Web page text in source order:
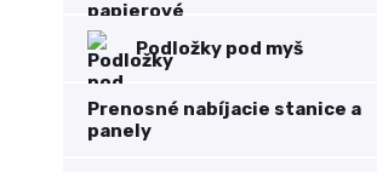
Podložky pod myš
Prenosné nabíjacie stanice a
panely